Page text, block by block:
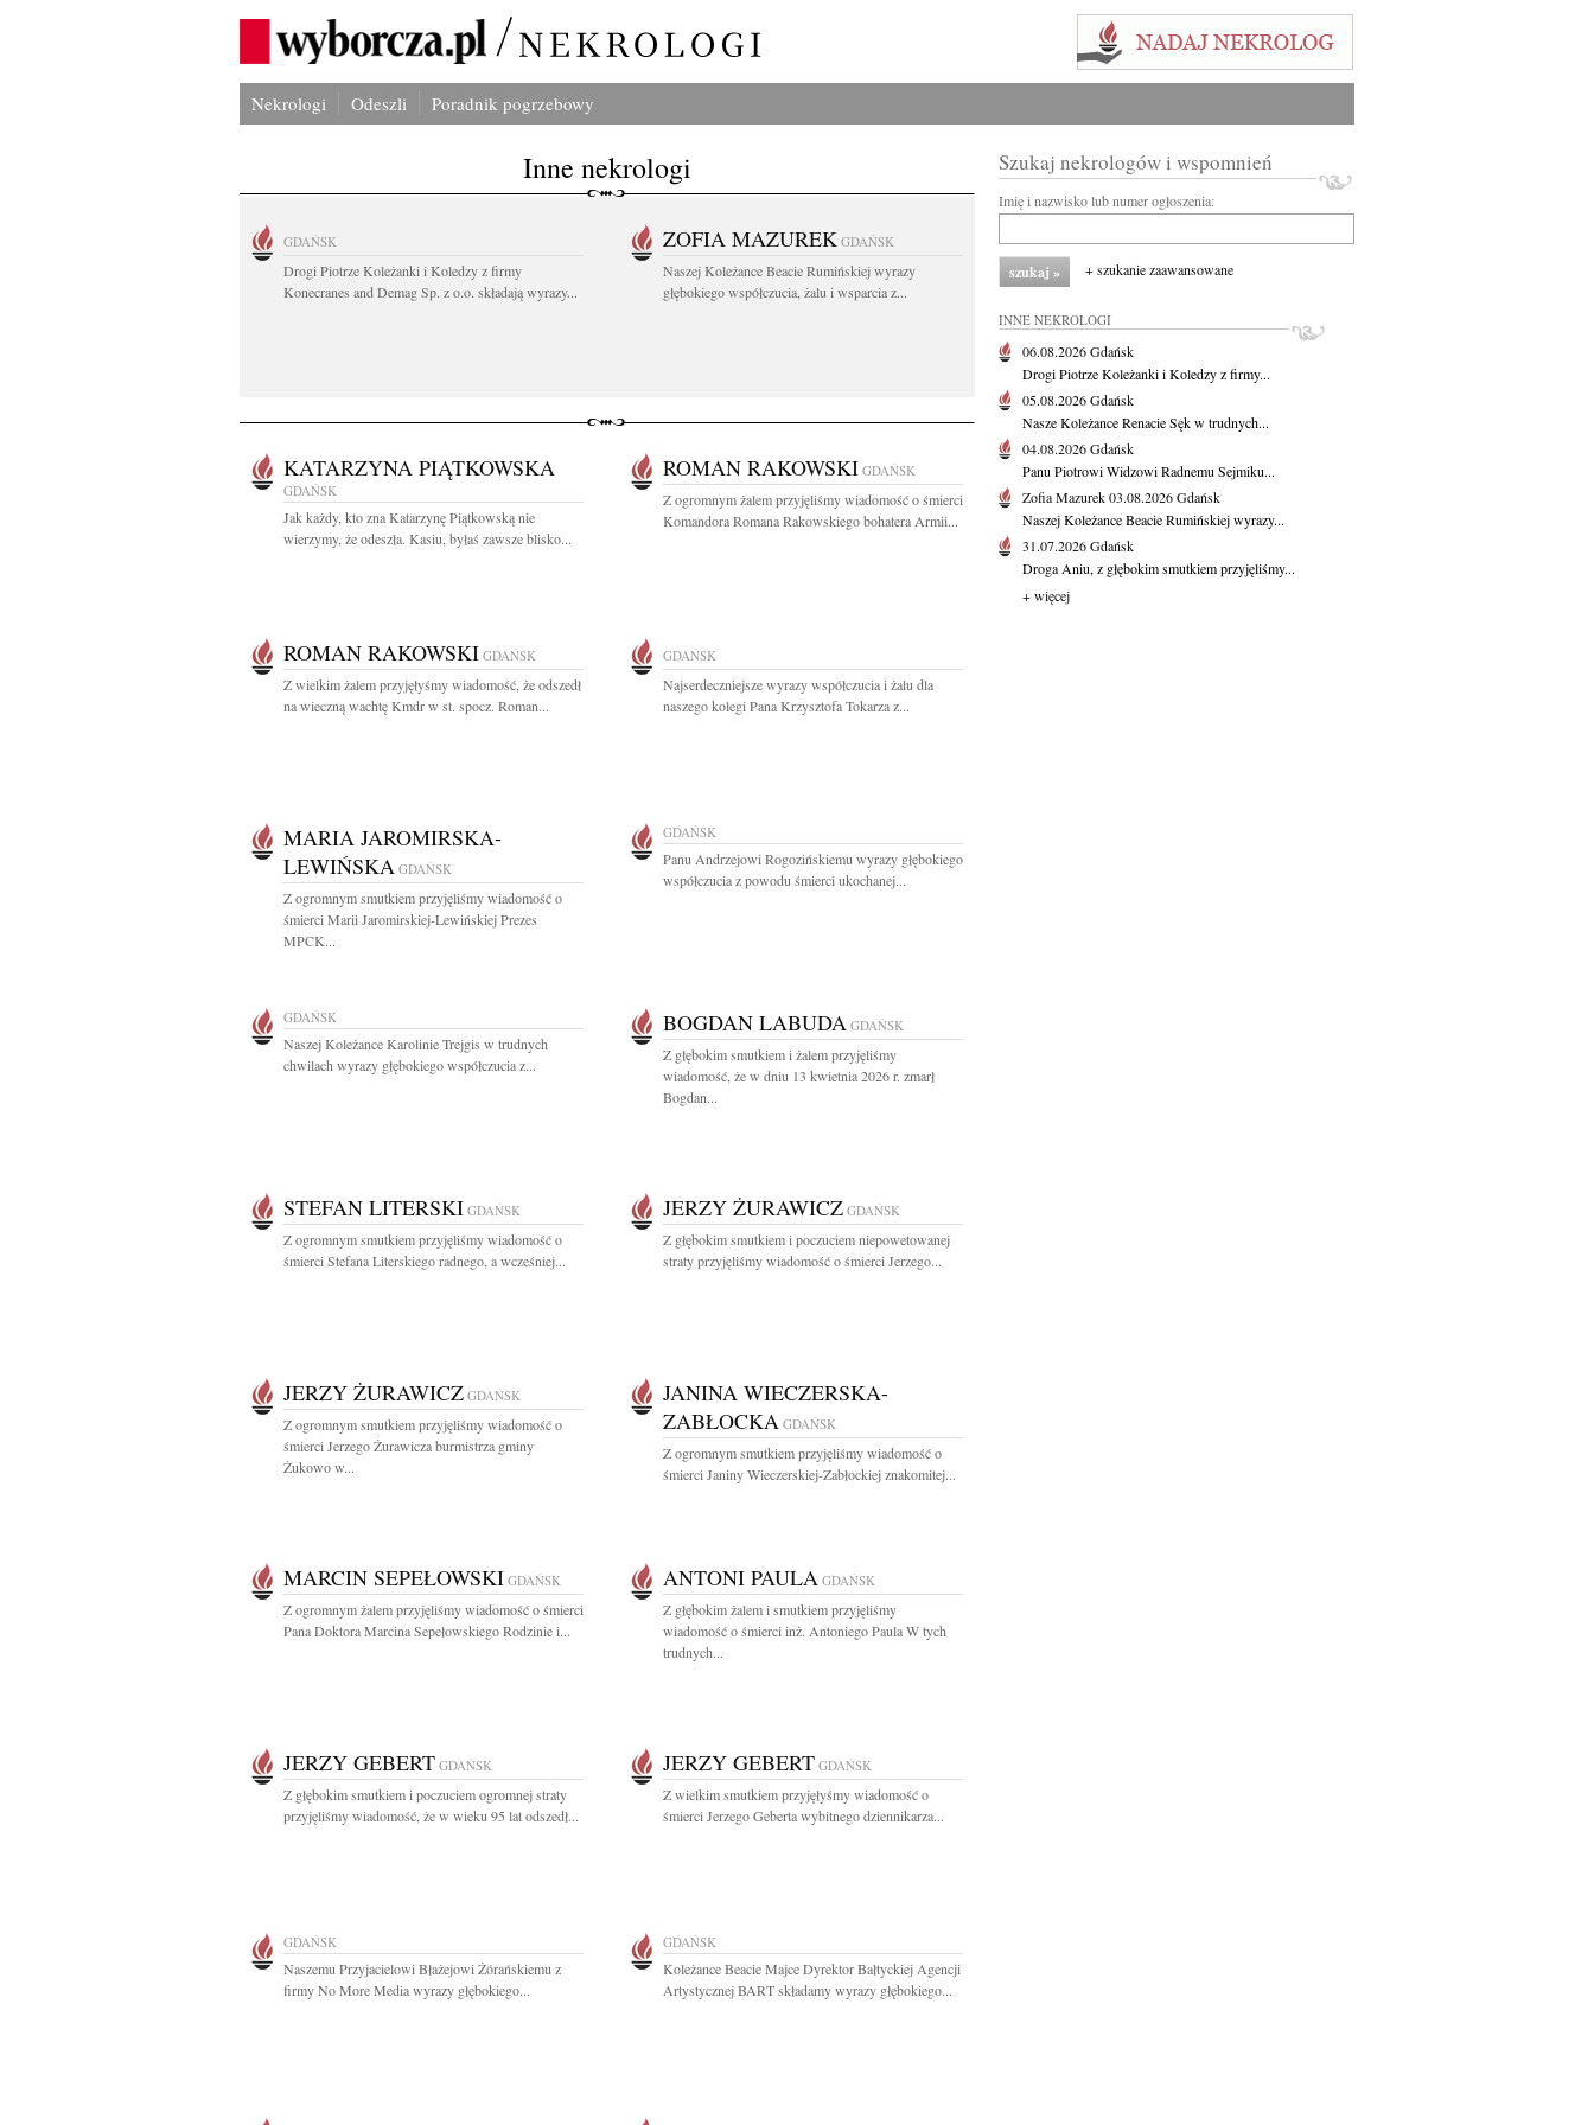
Nekrologi Odeszli Poradnik pogrzebowy
Inne nekrologi
GDAŃSK
Drogi Piotrze Koleżanki i Koledzy z firmy
Konecranes and Demag Sp. z o.o. składają wyrazy...
ZOFIA MAZUREK GDAŃSK
Naszej Koleżance Beacie Rumińskiej wyrazy
głębokiego współczucia, żalu i wsparcia z...
KATARZYNA PIĄTKOWSKA
GDAŃSK
Jak każdy, kto zna Katarzynę Piątkowską nie
wierzymy, że odeszła. Kasiu, byłaś zawsze blisko...
ROMAN RAKOWSKI GDAŃSK
Z ogromnym żalem przyjęliśmy wiadomość o śmierci
Komandora Romana Rakowskiego bohatera Armii...
ROMAN RAKOWSKI GDAŃSK
Z wielkim żalem przyjęłyśmy wiadomość, że odszedł
na wieczną wachtę Kmdr w st. spocz. Roman...
GDAŃSK
Najserdeczniejsze wyrazy współczucia i żalu dla
naszego kolegi Pana Krzysztofa Tokarza z...
MARIA JAROMIRSKA-
LEWIŃSKA GDAŃSK
Z ogromnym smutkiem przyjęliśmy wiadomość o
śmierci Marii Jaromirskiej-Lewińskiej Prezes
MPCK...
GDAŃSK
Panu Andrzejowi Rogozińskiemu wyrazy głębokiego
współczucia z powodu śmierci ukochanej...
GDAŃSK
Naszej Koleżance Karolinie Trejgis w trudnych
chwilach wyrazy głębokiego współczucia z...
BOGDAN LABUDA GDAŃSK
Z głębokim smutkiem i żalem przyjęliśmy
wiadomość, że w dniu 13 kwietnia 2026 r. zmarł
Bogdan...
STEFAN LITERSKI GDAŃSK
Z ogromnym smutkiem przyjęliśmy wiadomość o
śmierci Stefana Literskiego radnego, a wcześniej...
JERZY ŻURAWICZ GDAŃSK
Z głębokim smutkiem i poczuciem niepowetowanej
straty przyjęliśmy wiadomość o śmierci Jerzego...
JERZY ŻURAWICZ GDAŃSK
Z ogromnym smutkiem przyjęliśmy wiadomość o
śmierci Jerzego Żurawicza burmistrza gminy
Żukowo w...
JANINA WIECZERSKA-
ZABŁOCKA GDAŃSK
Z ogromnym smutkiem przyjęliśmy wiadomość o
śmierci Janiny Wieczerskiej-Zabłockiej znakomitej...
MARCIN SEPEŁOWSKI GDAŃSK
Z ogromnym żalem przyjęliśmy wiadomość o śmierci
Pana Doktora Marcina Sepełowskiego Rodzinie i...
ANTONI PAULA GDAŃSK
Z głębokim żalem i smutkiem przyjęliśmy
wiadomość o śmierci inż. Antoniego Paula W tych
trudnych...
JERZY GEBERT GDAŃSK
Z głębokim smutkiem i poczuciem ogromnej straty
przyjęliśmy wiadomość, że w wieku 95 lat odszedł...
JERZY GEBERT GDAŃSK
Z wielkim smutkiem przyjęłyśmy wiadomość o
śmierci Jerzego Geberta wybitnego dziennikarza...
GDAŃSK
Naszemu Przyjacielowi Błażejowi Żórańskiemu z
firmy No More Media wyrazy głębokiego...
GDAŃSK
Koleżance Beacie Majce Dyrektor Bałtyckiej Agencji
Artystycznej BART składamy wyrazy głębokiego...
Szukaj nekrologów i wspomnień
Imię i nazwisko lub numer ogłoszenia:
+ szukanie zaawansowane
INNE NEKROLOGI
06.08.2026Gdańsk
Drogi Piotrze Koleżanki i Koledzy z firmy...
05.08.2026Gdańsk
Nasze Koleżance Renacie Sęk w trudnych...
04.08.2026Gdańsk
Panu Piotrowi Widzowi Radnemu Sejmiku...
Zofia Mazurek03.08.2026Gdańsk
Naszej Koleżance Beacie Rumińskiej wyrazy...
31.07.2026Gdańsk
Droga Aniu, z głębokim smutkiem przyjęliśmy...
+ więcej